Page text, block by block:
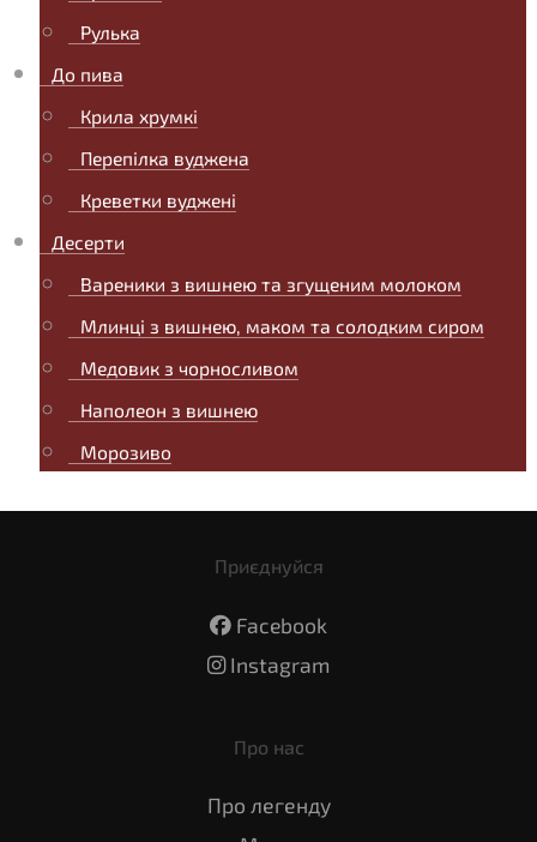
Рулька
До пива
Крила хрумкі
Перепілка вуджена
Креветки вуджені
Десерти
Вареники з вишнею та згущеним молоком
Млинці з вишнею, маком та солодким сиром
Медовик з чорносливом
Наполеон з вишнею
Морозиво
Приєднуйся
Facebook
Instagram
Про нас
Про легенду